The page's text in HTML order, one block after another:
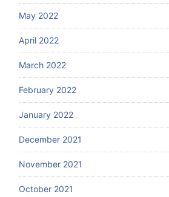
May 2022
April 2022
March 2022
February 2022
January 2022
December 2021
November 2021
October 2021